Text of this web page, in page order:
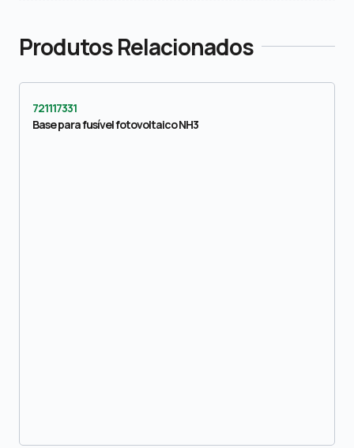
Produtos Relacionados
721117331
Base para fusível fotovoltaico NH3